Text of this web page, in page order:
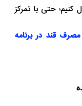
کنیم؛ حتی با تمرکز
قند در برنامه